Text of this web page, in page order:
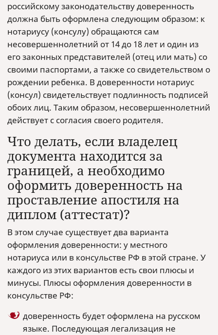
российскому законодательству доверенность
должна быть оформлена следующим образом: к
нотариусу (консулу) обращаются сам
несовершеннолетний от 14 до 18 лет и один из
его законных представителей (отец или мать) со
своими паспортами, а также со свидетельством о
рождении ребенка. В доверенности нотариус
(консул) свидетельствует подлинность подписей
обоих лиц. Таким образом, несовершеннолетний
действует с согласия своего родителя.
Что делать, если владелец
документа находится за
границей, а необходимо
оформить доверенность на
проставление апостиля на
диплом (аттестат)?
В этом случае существует два варианта
оформления доверенности: у местного
нотариуса или в консульстве РФ в этой стране. У
каждого из этих вариантов есть свои плюсы и
минусы. Плюсы оформления доверенности в
консульстве РФ:
доверенность будет оформлена на русском
языке. Последующая легализация не